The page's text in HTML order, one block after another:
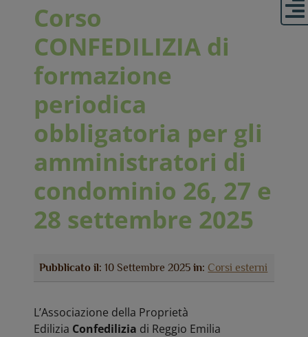
Corso
CONFEDILIZIA di
formazione
periodica
obbligatoria per gli
amministratori di
condominio 26, 27 e
28 settembre 2025
Pubblicato il: 10 Settembre 2025in: Corsi esterni
L’Associazione della Proprietà
Edilizia Confedilizia di Reggio Emilia